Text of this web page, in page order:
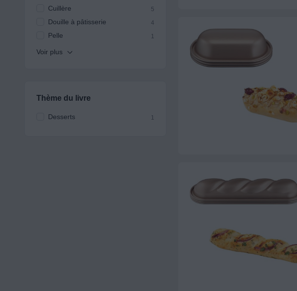
Cuillère 5
Douille à pâtisserie 4
Pelle 1
Thème du livre
Desserts 1